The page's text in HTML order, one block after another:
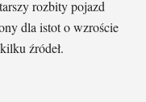
rozbity pojazd
dla istot o wzroście
źródeł.